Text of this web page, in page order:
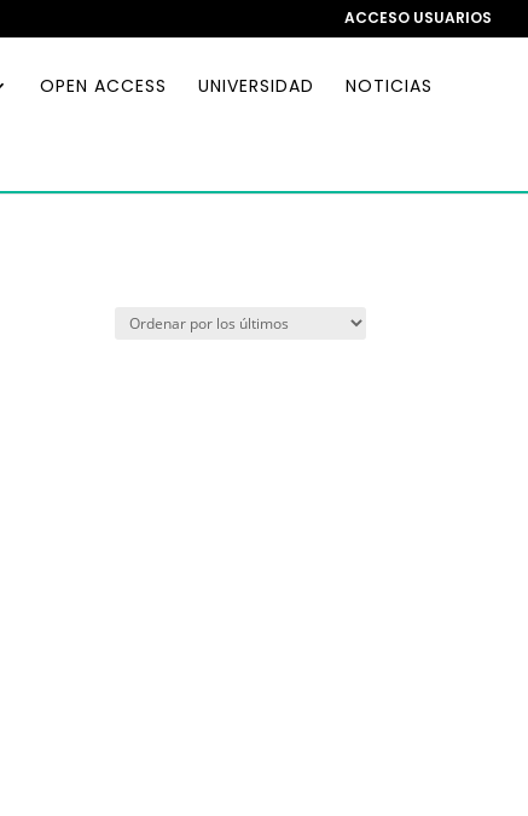
ACCESO USUARIOS
OPEN ACCESS UNIVERSIDAD NOTICIAS